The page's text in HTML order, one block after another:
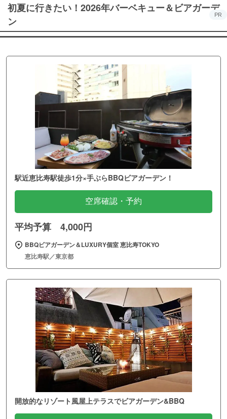
初夏に行きたい！2026年バーベキュー＆ビアガーデ
ン
PR
駅近恵比寿駅徒歩1分×手ぶらBBQビアガーデン！
空席確認・予約
平均予算 4,000円
BBQビアガーデン＆LUXURY個室 恵比寿TOKYO
恵比寿駅／東京都
開放的なリゾート風屋上テラスでビアガーデン&BBQ